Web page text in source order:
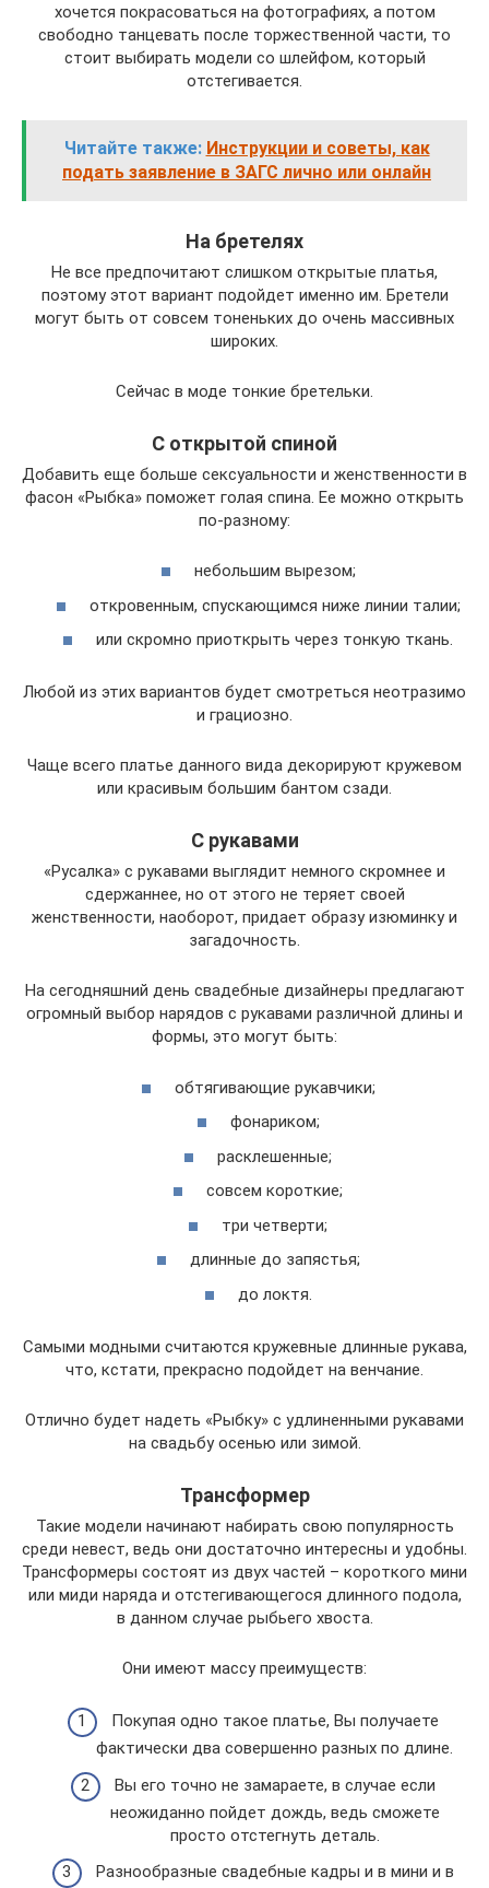
хочется покрасоваться на фотографиях, а потом
свободно танцевать после торжественной части, то
стоит выбирать модели со шлейфом, который
отстегивается.
Читайте также: Инструкции и советы, как
подать заявление в ЗАГС лично или онлайн
На бретелях
Не все предпочитают слишком открытые платья,
поэтому этот вариант подойдет именно им. Бретели
могут быть от совсем тоненьких до очень массивных
широких.
Сейчас в моде тонкие бретельки.
С открытой спиной
Добавить еще больше сексуальности и женственности в
фасон «Рыбка» поможет голая спина. Ее можно открыть
по-разному:
небольшим вырезом;
откровенным, спускающимся ниже линии талии;
или скромно приоткрыть через тонкую ткань.
Любой из этих вариантов будет смотреться неотразимо
и грациозно.
Чаще всего платье данного вида декорируют кружевом
или красивым большим бантом сзади.
С рукавами
«Русалка» с рукавами выглядит немного скромнее и
сдержаннее, но от этого не теряет своей
женственности, наоборот, придает образу изюминку и
загадочность.
На сегодняшний день свадебные дизайнеры предлагают
огромный выбор нарядов с рукавами различной длины и
формы, это могут быть:
обтягивающие рукавчики;
фонариком;
расклешенные;
совсем короткие;
три четверти;
длинные до запястья;
до локтя.
Самыми модными считаются кружевные длинные рукава,
что, кстати, прекрасно подойдет на венчание.
Отлично будет надеть «Рыбку» с удлиненными рукавами
на свадьбу осенью или зимой.
Трансформер
Такие модели начинают набирать свою популярность
среди невест, ведь они достаточно интересны и удобны.
Трансформеры состоят из двух частей – короткого мини
или миди наряда и отстегивающегося длинного подола,
в данном случае рыбьего хвоста.
Они имеют массу преимуществ:
Покупая одно такое платье, Вы получаете
фактически два совершенно разных по длине.
Вы его точно не замараете, в случае если
неожиданно пойдет дождь, ведь сможете
просто отстегнуть деталь.
Разнообразные свадебные кадры и в мини и в